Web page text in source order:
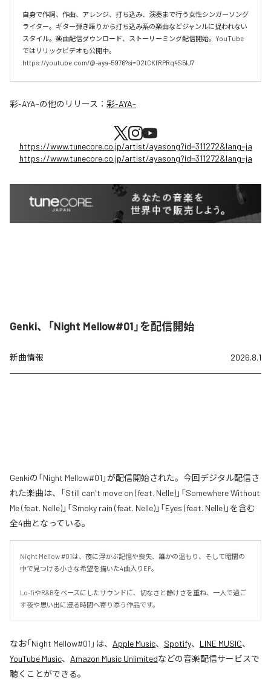
自身で作詞、作曲、アレンジ、打ち込み、演奏まで行う女性シンガーソング
ライター。ギター弾き語りから打ち込み系の楽曲などジャンルに捉われない
スタイル。楽曲配信ダウンロード、ストーリーミング配信開始。YouTube
ではリリックビデオも公開中。
https://youtube.com/@-aya-5976?si=02tCKfRPRq4S5lJ7
彩-AYA-の他のリリース： 彩-AYA-
https://www.tunecore.co.jp/artist/ayasong?id=311272&lang=ja
https://www.tunecore.co.jp/artist/ayasong?id=311272&lang=ja
Genki、「Night Mellow#01」を配信開始
新曲情報 2026.8.1
Genkiの「Night Mellow#01」が配信開始された。今回デジタル配信さ
れた楽曲は、「Still can't move on (feat. Nelle)」「Somewhere Without
Me (feat. Nelle)」「Smoky rain (feat. Nelle)」「Eyes (feat. Nelle)」を含む
全4曲となっている。
Night Mellow #01は、夜に浮かぶ記憶や喪失、誰かの温もり、そして暗闇の
中で見つける小さな希望を描いた4曲入りEP。
Lo-fiやR&Bをベースにしたサウンドに、切なさと静けさを重ね、一人で過ご
す夜や思い出に浸る時間へ寄り添う作品です。
なお「Night Mellow#01 」は、 Apple Music、 Spotify、 LINE MUSIC、
YouTube Music、 Amazon Music Unlimitedなどの音楽配信サービスで
聴くことができる。